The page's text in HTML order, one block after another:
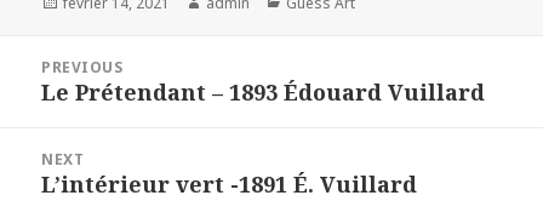
l’article
PREVIOUS
Previous
Le Prétendant – 1893 Édouard Vuillard
NEXT
Next
L’intérieur vert -1891 É. Vuillard